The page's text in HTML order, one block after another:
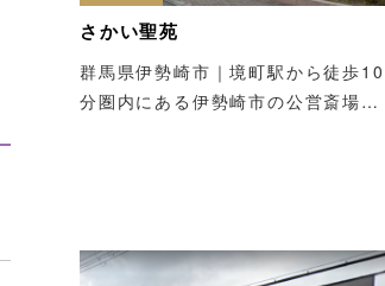
さかい聖苑
群馬県伊勢崎市｜境町駅から徒歩10
分圏内にある伊勢崎市の公営斎場…